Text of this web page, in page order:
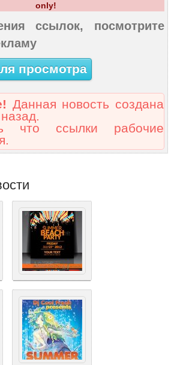
only!
ссылок, посмотрите
просмотра
Данная новость создана
что ссылки рабочие